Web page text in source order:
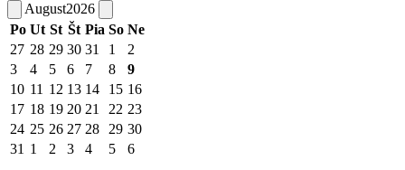
August2026
Po Ut St Št Pia So Ne
27 28 29 30 31 1
2
3
4 5 6 7 8
9
10 11 12 13 14 15 16
17 18 19 20 21 22 23
24 25 26 27 28 29 30
31 1 2 3 4 5 6